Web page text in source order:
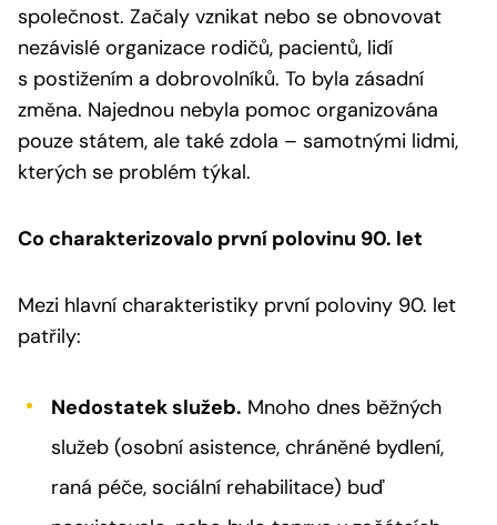
společnost. Začaly vznikat nebo se obnovovat
nezávislé organizace rodičů, pacientů, lidí
s postižením a dobrovolníků. To byla zásadní
změna. Najednou nebyla pomoc organizována
pouze státem, ale také zdola – samotnými lidmi,
kterých se problém týkal.
Co charakterizovalo první polovinu 90. let
Mezi hlavní charakteristiky první poloviny 90. let
patřily:
Nedostatek služeb. Mnoho dnes běžných
služeb (osobní asistence, chráněné bydlení,
raná péče, sociální rehabilitace) buď